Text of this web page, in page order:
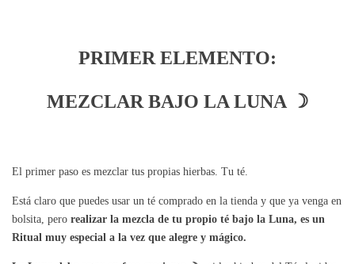
PRIMER ELEMENTO:
MEZCLAR BAJO LA LUNA ☽
El primer paso es mezclar tus propias hierbas. Tu té.
Está claro que puedes usar un té comprado en la tienda y que ya venga en
bolsita, pero realizar la mezcla de tu propio té bajo la Luna, es un
Ritual muy especial a la vez que alegre y mágico.